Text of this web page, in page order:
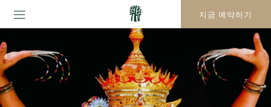
지금 예약하기